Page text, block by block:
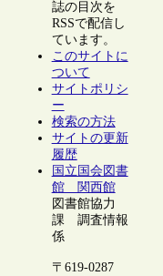
誌の目次を
RSSで配信し
ています。
このサイトに
ついて
サイトポリシ
ー
検索の方法
サイトの更新
履歴
国立国会図書
館 関西館
図書館協力
課 調査情報
係
〒619-0287